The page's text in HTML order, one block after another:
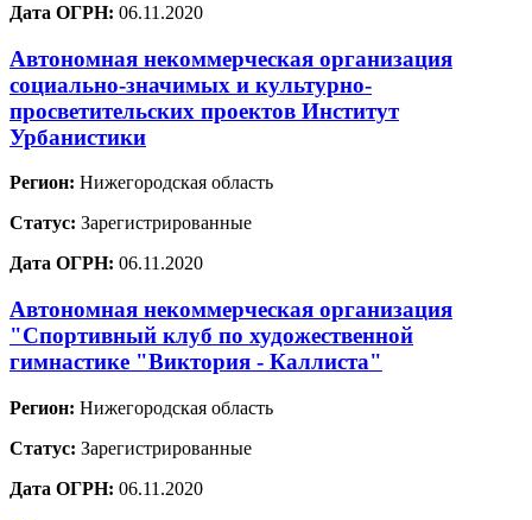
Дата ОГРН: 06.11.2020
Автономная некоммерческая организация
социально-значимых и культурно-
просветительских проектов Институт
Урбанистики
Регион: Нижегородская область
Статус: Зарегистрированные
Дата ОГРН: 06.11.2020
Автономная некоммерческая организация
"Спортивный клуб по художественной
гимнастике "Виктория - Каллиста"
Регион: Нижегородская область
Статус: Зарегистрированные
Дата ОГРН: 06.11.2020